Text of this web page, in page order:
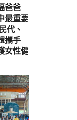
爸爸
最重要
代、
攜手
女性健